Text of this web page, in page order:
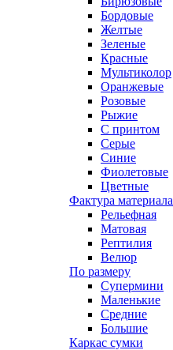
Бордовые
Желтые
Зеленые
Красные
Мультиколор
Оранжевые
Розовые
Рыжие
С принтом
Серые
Синие
Фиолетовые
Цветные
Фактура материала
Рельефная
Матовая
Рептилия
Велюр
По размеру
Супермини
Маленькие
Средние
Большие
Каркас сумки